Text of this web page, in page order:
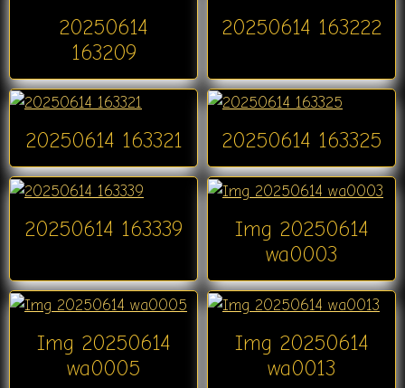
20250614
163209
20250614 163222
20250614 163321 20250614 163325
20250614 163339
Img 20250614
wa0003
Img 20250614
wa0005
Img 20250614
wa0013